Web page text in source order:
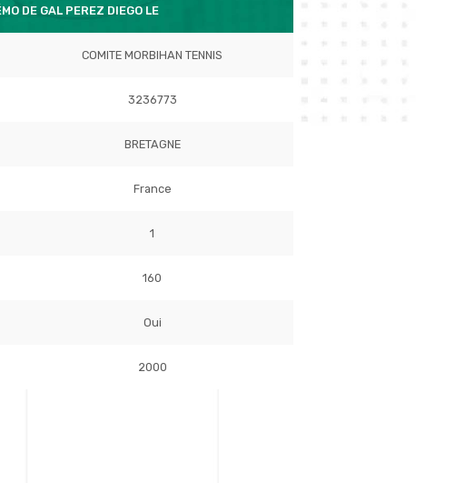
DE GAL PEREZ DIEGO LE
COMITE MORBIHAN TENNIS
3236773
BRETAGNE
France
1
160
Oui
2000